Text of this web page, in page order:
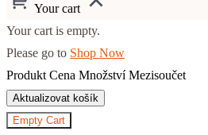
Your cart
Your cart is empty.
Please go to Shop Now
Produkt Cena MnožstvíMezisoučet
Aktualizovat košík
Empty Cart